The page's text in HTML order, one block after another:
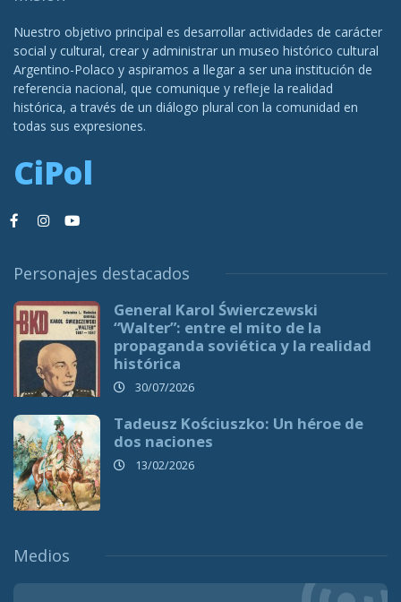
Nuestro objetivo principal es desarrollar actividades de carácter
social y cultural, crear y administrar un museo histórico cultural
Argentino-Polaco y aspiramos a llegar a ser una institución de
referencia nacional, que comunique y refleje la realidad
histórica, a través de un diálogo plural con la comunidad en
todas sus expresiones.
CiPol
Personajes destacados
General Karol Świerczewski
“Walter”: entre el mito de la
propaganda soviética y la realidad
histórica
30/07/2026
Tadeusz Kościuszko: Un héroe de
dos naciones
13/02/2026
Medios